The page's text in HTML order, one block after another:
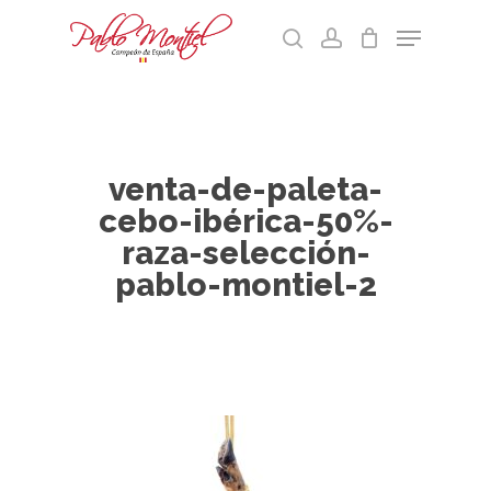
searchaccount
Menu
Cart
venta-de-paleta-
cebo-ibérica-50%-
raza-selección-
pablo-montiel-2